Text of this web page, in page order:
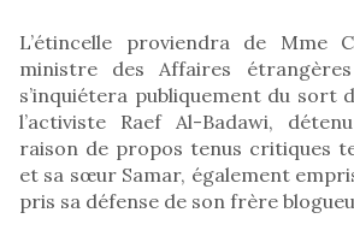
L’étincelle proviendra de Mme
ministre des Affaires
s’inquiétera publiquement du sort
l’activiste Raef Al-Badawi,
raison de propos tenus critiques
et sa sœur Samar, également
pris sa défense de son frère